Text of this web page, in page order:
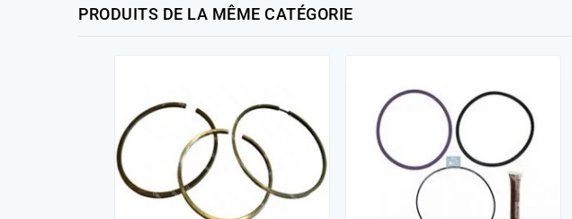
PRODUITS DE LA MÊME CATÉGORIE